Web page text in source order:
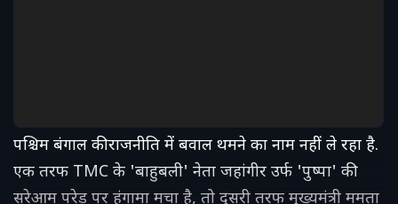
पश्चिम बंगाल की राजनीति में बवाल थमने का नाम नहीं ले रहा है.
एक तरफ TMC के 'बाहुबली' नेता जहांगीर उर्फ 'पुष्पा' की
सरेआम परेड पर हंगामा मचा है, तो दूसरी तरफ मुख्यमंत्री ममता